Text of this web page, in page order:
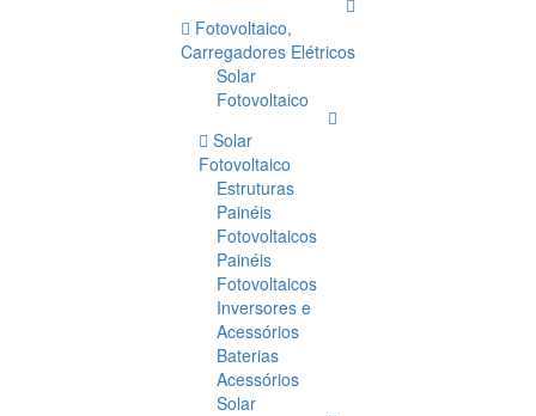
Fotovoltaico,
Carregadores Elétricos
Solar
Fotovoltaico
Solar
Fotovoltaico
Estruturas
Painéis
Fotovoltaicos
Painéis
Fotovoltaicos
Inversores e
Acessórios
Baterias
Acessórios
Solar